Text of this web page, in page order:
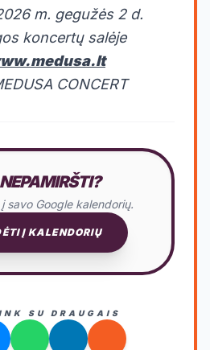
m. gegužės 2 d.
koncertų salėje
CONCERT
savo Google kalendorių.
Į KALENDORIŲ
SU DRAUGAIS